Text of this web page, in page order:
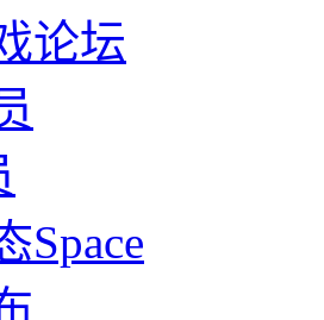
论坛
Space